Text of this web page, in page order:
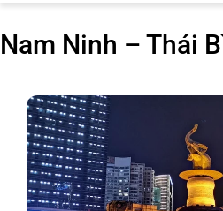
Nam Ninh – Thái